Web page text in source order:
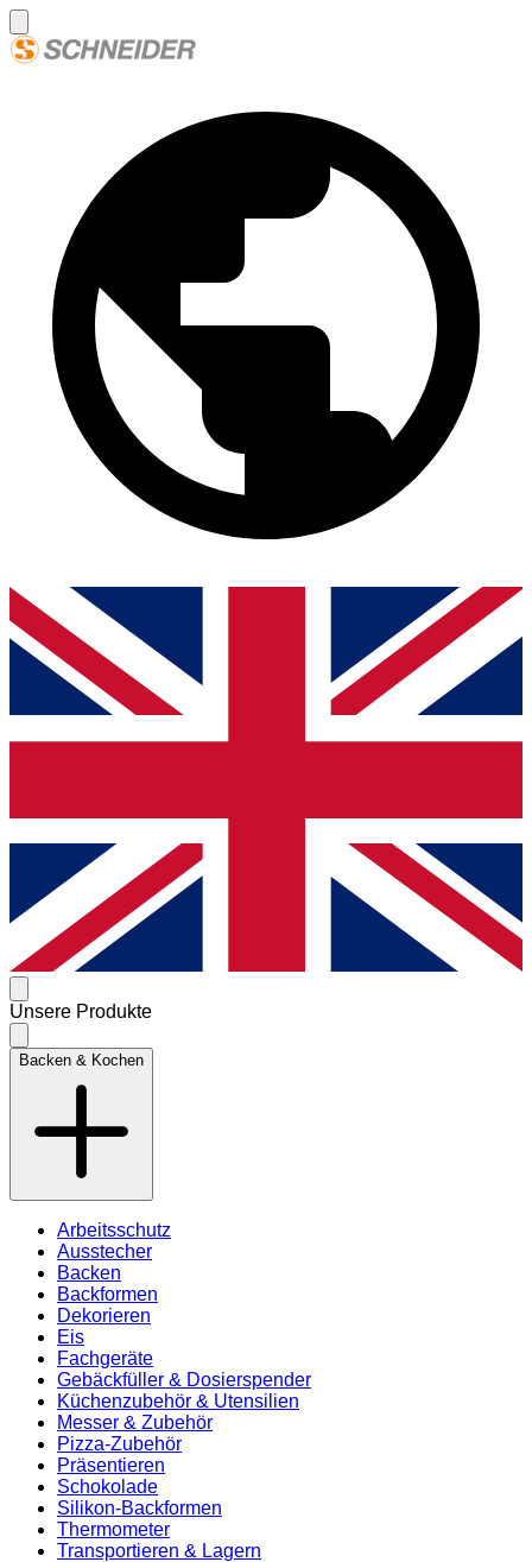
Unsere Produkte
Backen & Kochen
Arbeitsschutz
Ausstecher
Backen
Backformen
Dekorieren
Eis
Fachgeräte
Gebäckfüller & Dosierspender
Küchenzubehör & Utensilien
Messer & Zubehör
Pizza-Zubehör
Präsentieren
Schokolade
Silikon-Backformen
Thermometer
Transportieren & Lagern